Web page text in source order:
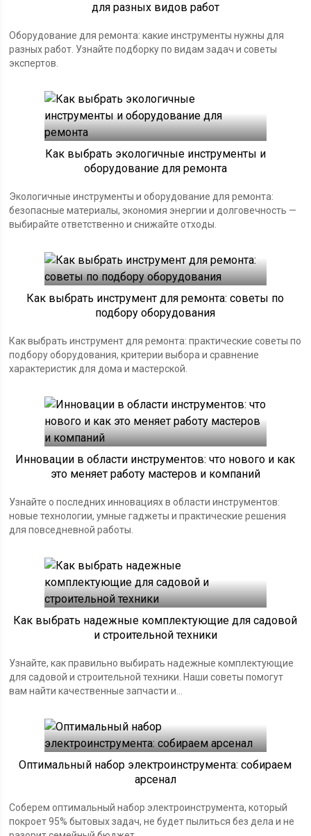
для разных видов работ
Оборудование для ремонта: какие инструменты нужны для
разных работ. Узнайте подборку по видам задач и советы
экспертов.
Как выбрать экологичные инструменты и
оборудование для ремонта
Экологичные инструменты и оборудование для ремонта:
безопасные материалы, экономия энергии и долговечность —
выбирайте ответственно и снижайте отходы.
Как выбрать инструмент для ремонта: советы по
подбору оборудования
Как выбрать инструмент для ремонта: практические советы по
подбору оборудования, критерии выбора и сравнение
характеристик для дома и мастерской.
Инновации в области инструментов: что нового и как
это меняет работу мастеров и компаний
Узнайте о последних инновациях в области инструментов:
новые технологии, умные гаджеты и практические решения
для повседневной работы.
Как выбрать надежные комплектующие для садовой
и строительной техники
Узнайте, как правильно выбирать надежные комплектующие
для садовой и строительной техники. Наши советы помогут
вам найти качественные запчасти и...
Оптимальный набор электроинструмента: собираем
арсенал
Соберем оптимальный набор электроинструмента, который
покроет 95% бытовых задач, не будет пылиться без дела и не